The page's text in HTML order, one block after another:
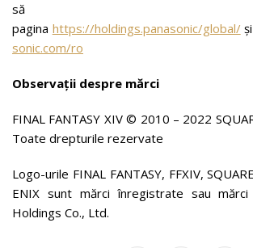
să
pagina https://holdings.panasonic/global/
sonic.com/ro
Observații despre mărci
FINAL FANTASY XIV © 2010 – 2022
Toate drepturile rezervate
Logo-urile FINAL FANTASY, FFXIV,
ENIX sunt mărci înregistrate sau
Holdings Co., Ltd.